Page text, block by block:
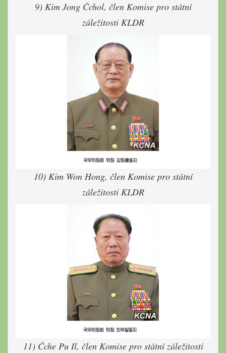
9) Kim Jong Čchol, člen Komise pro státní
záležitosti KLDR
10) Kim Won Hong, člen Komise pro státní
záležitosti KLDR
11) Čche Pu Il, člen Komise pro státní záležitosti